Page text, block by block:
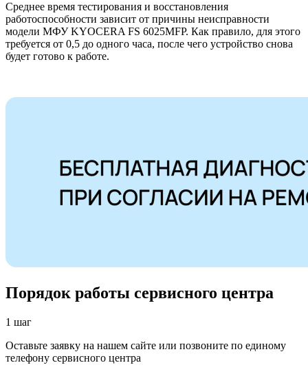
Среднее время тестирования и восстановления
работоспособности зависит от причины неисправности
модели МФУ KYOCERA FS 6025MFP. Как правило, для этого
требуется от 0,5 до одного часа, после чего устройство снова
будет готово к работе.
Порядок работы сервисного центра
1 шаг
Оставьте заявку на нашем сайте или позвоните по единому
телефону сервисного центра